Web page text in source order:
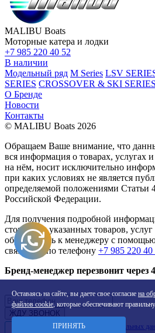
MALIBU Boats
Моторные катера и лодки
+7 985 220 40 52
В наличии
Модельный ряд M Series LSV
SERIES CROSSOVER & SKI SERIES
О Бренде
Новости
Контакты
© MALIBU Boats 2026
Обращаем Ваше внимание, что
вся информация о товарах, услугах
на нём, носит исключительно
при каких условиях не является
определяемой положениями Статьи
Российской Федерации.
Для получения подробной
стоимости указанных товаров,
обращайтесь к менеджеру с
связи или по телефону +7 985 220 40
Бренд-менеджер перезвонит через
согласие на обработку персональных
Оставаясь на сайте, вы даете свое согласие на
файлов cookie, которые обеспечивают
ПРИНЯТЬ